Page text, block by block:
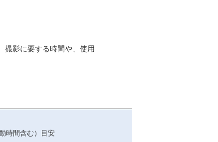
撮影に要する時間や、使用
時間含む）目安